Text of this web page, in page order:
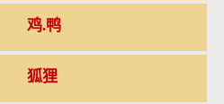
鸡.鸭
狐狸